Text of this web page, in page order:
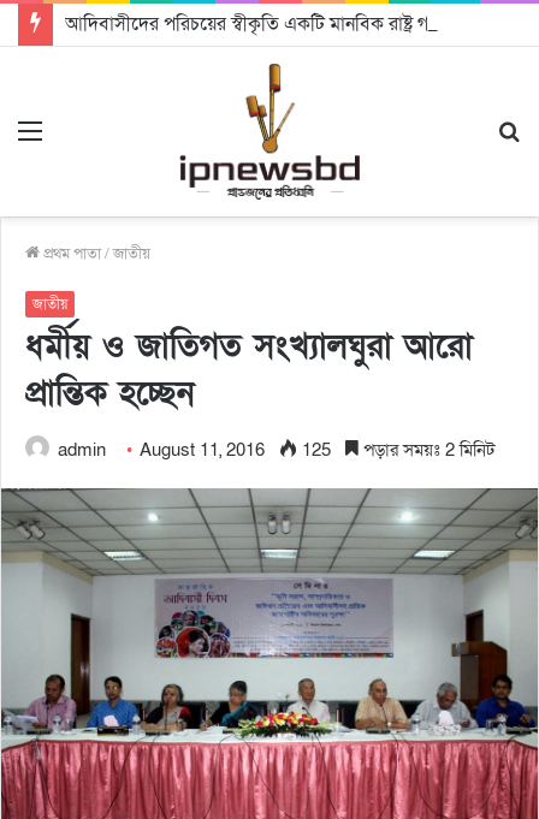
প্রথম পাতা/জাতীয়
জাতীয়
ধর্মীয় ও জাতিগত সংখ্যালঘুরা আরো
প্রান্তিক হচ্ছেন
admin August 11, 2016 125 পড়ার সময়ঃ 2 মিনিট